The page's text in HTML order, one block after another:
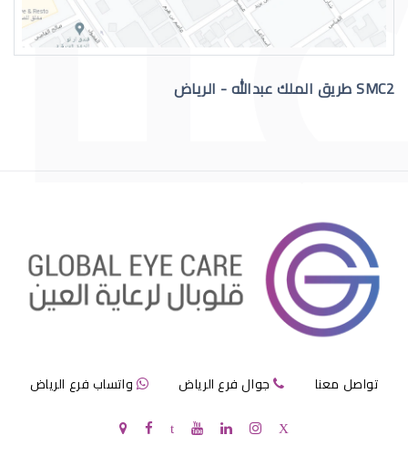
عمليات تجميل العيون الجاحظة
SMC2 طريق الملك عبدالله - الرياض
تواصل معنا جوال فرع الرياض واتساب فرع الرياض